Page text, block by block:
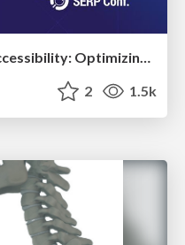
SERP Conf. Vienna - Web Accessibility: Optimizing for Inclusivity and SEO
2 1.5k